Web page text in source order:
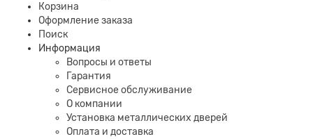
Корзина
Оформление заказа
Поиск
Информация
Вопросы и ответы
Гарантия
Сервисное обслуживание
О компании
Установка металлических дверей
Оплата и доставка